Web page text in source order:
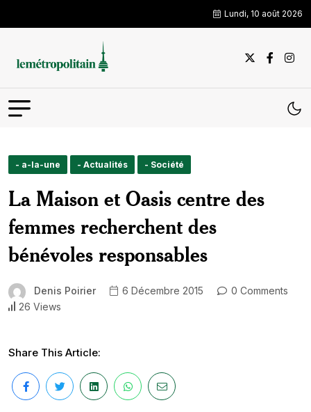
Lundi, 10 août 2026
- a-la-une - Actualités - Société
La Maison et Oasis centre des
femmes recherchent des
bénévoles responsables
Denis Poirier 6 Décembre 2015
0 Comments
26 Views
Share This Article: